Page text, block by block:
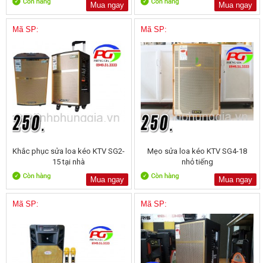
Mua ngay
Mua ngay
Mã SP:
Khắc phục sửa loa kéo KTV SG2-
15 tại nhà
Mua ngay
Mã SP:
Mẹo sửa loa kéo KTV SG4-18
nhỏ tiếng
Mua ngay
Mã SP: Mã SP: